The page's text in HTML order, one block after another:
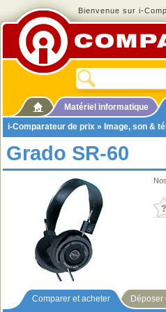
Bienvenue sur i-
Matériel informatique
i-Comparateur de prix » Image, son &
Grado SR-60
Comparer et acheter Déposer